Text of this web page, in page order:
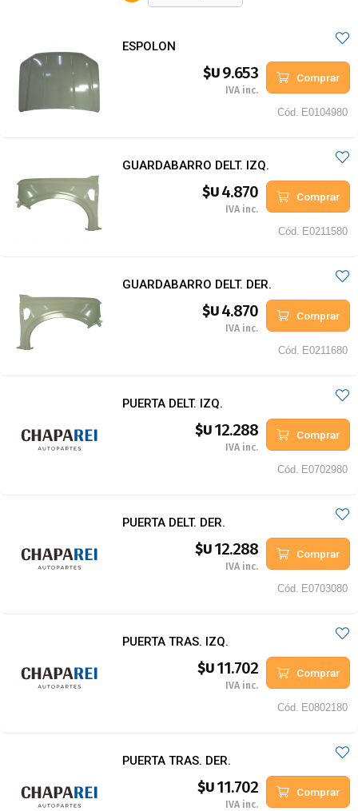
ESPOLON
$U9.653
IVA inc.
Comprar
Cód. E0104980
GUARDABARRO DELT. IZQ.
$U4.870
IVA inc.
Comprar
Cód. E0211580
GUARDABARRO DELT. DER.
$U4.870
IVA inc.
Comprar
Cód. E0211680
PUERTA DELT. IZQ.
$U12.288
IVA inc.
Comprar
Cód. E0702980
PUERTA DELT. DER.
$U12.288
IVA inc.
Comprar
Cód. E0703080
PUERTA TRAS. IZQ.
$U11.702
IVA inc.
Comprar
Cód. E0802180
PUERTA TRAS. DER.
$U11.702
IVA inc.
Comprar